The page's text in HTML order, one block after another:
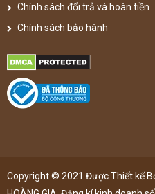
Chính sách đổi trả và hoàn tiền
Chính sách bảo hành
Copyright © 2021 Được Thiết kế